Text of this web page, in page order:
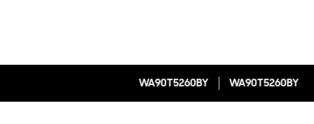
WA90T5260BY
WA90T5260BY